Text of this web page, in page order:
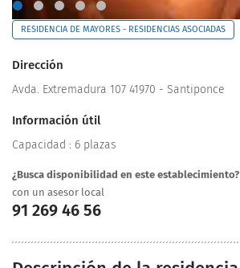
RESIDENCIA DE MAYORES - RESIDENCIAS ASOCIADAS
Dirección
Avda. Extremadura 107 41970 - Santiponce
Información útil
Capacidad : 6 plazas
¿Busca disponibilidad en este establecimiento?
con un asesor local
91 269 46 56